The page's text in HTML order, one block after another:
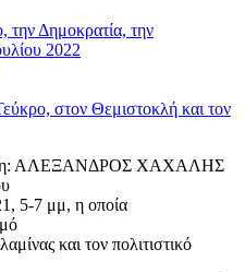
Δημοκρατία, την
2022
στον Θεμιστοκλή και τον
ΑΛΕΞΑΝΔΡΟΣ ΧΑΧΑΛΗΣ
5-7 μμ, η οποία
και τον πολιτιστικό